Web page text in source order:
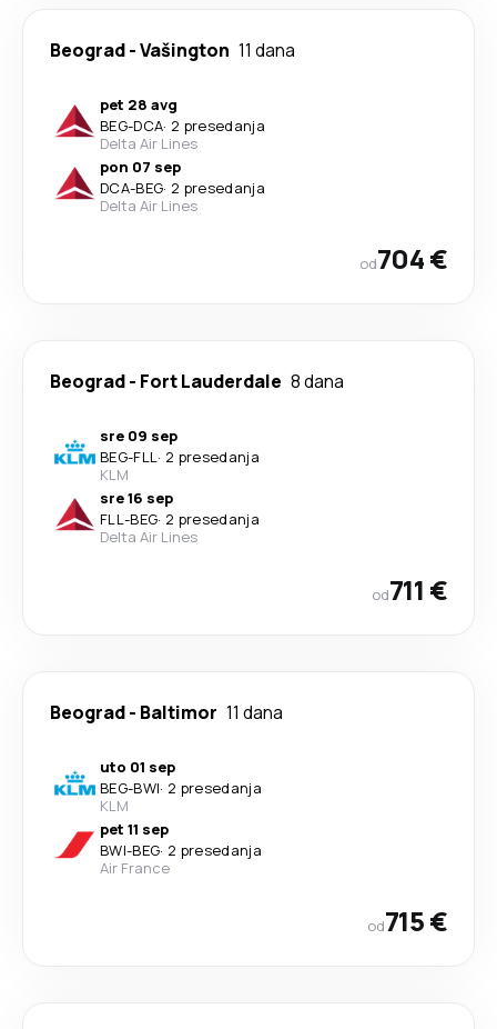
Beograd-Vašington 11 dana
pet 28 avg
BEG-DCA· 2 presedanja
Delta Air Lines
pon 07 sep
DCA-BEG· 2 presedanja
Delta Air Lines
od704 €
Beograd- Fort Lauderdale 8 dana
sre 09 sep
BEG-FLL· 2 presedanja
KLM
sre 16 sep
FLL-BEG· 2 presedanja
Delta Air Lines
od711 €
Beograd- Baltimor 11 dana
uto 01 sep
BEG-BWI· 2 presedanja
KLM
pet 11 sep
BWI-BEG· 2 presedanja
Air France
od715 €